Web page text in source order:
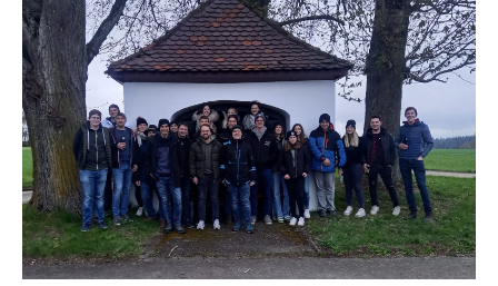
Landfrauen
Rot-Kreuz-Gruppe
Pfarrei / Pfarrbote
Termine / Info